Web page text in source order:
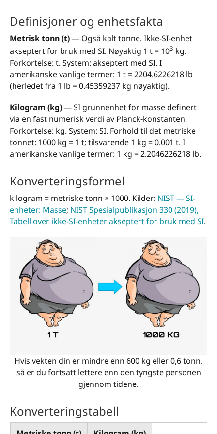
Definisjoner og enhetsfakta
Metrisk tonn (t)— Også kalt tonne. Ikke-SI-enhet
akseptert for bruk med SI. Nøyaktig 1 t = 103 kg.
Forkortelse: t. System: akseptert med SI. I
amerikanske vanlige termer: 1 t = 2204.6226218 lb
(herledet fra 1 lb = 0.45359237 kg nøyaktig).
Kilogram (kg)— SI grunnenhet for masse definert
via en fast numerisk verdi av Planck-konstanten.
Forkortelse: kg. System: SI. Forhold til det metriske
tonnet: 1000 kg = 1 t; tilsvarende 1 kg = 0.001 t. I
amerikanske vanlige termer: 1 kg = 2.2046226218 lb.
Konverteringsformel
kilogram = metriske tonn × 1000. Kilder: NIST — SI-
enheter: Masse; NIST Spesialpublikasjon 330 (2019),
Tabell over ikke-SI-enheter akseptert for bruk med SI.
Hvis vekten din er mindre enn 600 kg eller 0,6 tonn,
så er du fortsatt lettere enn den tyngste personen
gjennom tidene.
Konverteringstabell